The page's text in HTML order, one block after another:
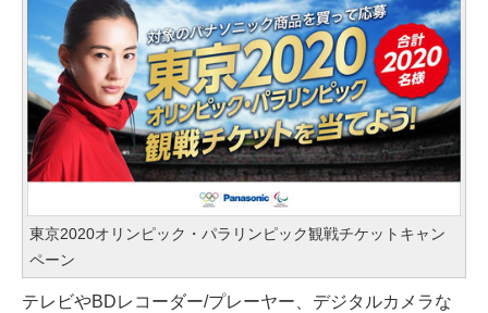
東京2020オリンピック・パラリンピック観戦チケットキャン
ペーン
テレビやBDレコーダー/プレーヤー、デジタルカメラな